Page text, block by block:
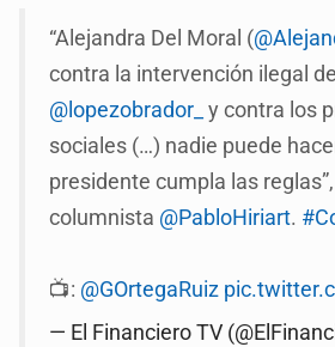
“Alejandra Del Moral (
contra la intervención ilegal
@lopezobrador_ y contra los
sociales (…) nadie puede
presidente cumpla las
columnista @PabloHiriart.
📺: @GOrtegaRuiz
— El Financiero TV